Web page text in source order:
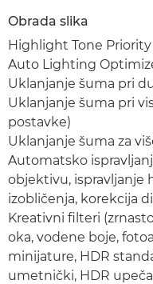
Obrada slika
Highlight Tone
Auto Lighting
Uklanjanje šuma pri
Uklanjanje šuma pri
postavke)
Uklanjanje šuma za
Automatsko
objektivu, ispravljanje
izobličenja, korekcija
Kreativni filteri
oka, vodene boje,
minijature, HDR
umetnički, HDR